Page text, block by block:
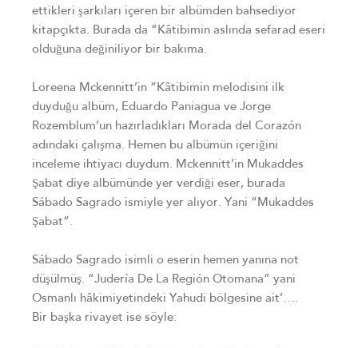
ettikleri şarkıları içeren bir albümden bahsediyor
kitapçıkta. Burada da “Kâtibimin aslında sefarad eseri
olduğuna değiniliyor bir bakıma.
Loreena Mckennitt’in “Kâtibimin melodisini ilk
duyduğu albüm, Eduardo Paniagua ve Jorge
Rozemblum’un hazırladıkları Morada del Corazón
adındaki çalışma. Hemen bu albümün içeriğini
inceleme ihtiyacı duydum. Mckennitt’in Mukaddes
Şabat diye albümünde yer verdiği eser, burada
Sábado Sagrado ismiyle yer alıyor. Yani “Mukaddes
Şabat”.
Sábado Sagrado isimli o eserin hemen yanına not
düşülmüş. “Judería De La Región Otomana” yani
Osmanlı hâkimiyetindeki Yahudi bölgesine ait’….
Bir başka rivayet ise söyle: